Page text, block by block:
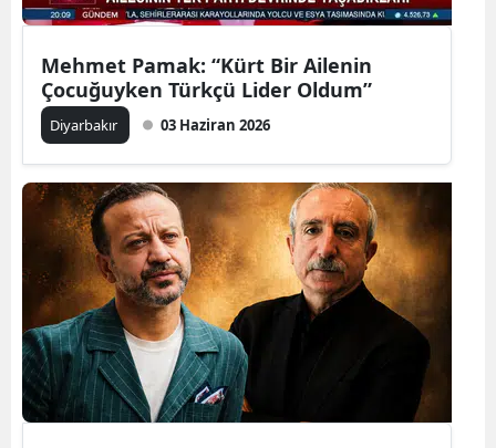
Mehmet Pamak: “Kürt Bir Ailenin
Çocuğuyken Türkçü Lider Oldum”
Diyarbakır 03 Haziran 2026